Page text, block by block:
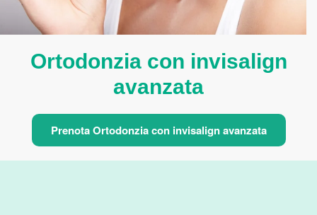
Ortodonzia con invisalign
avanzata
Prenota Ortodonzia con invisalign avanzata